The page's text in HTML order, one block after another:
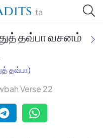
ta
தவ்பா வசனம்
தவ்பா)
Verse 22